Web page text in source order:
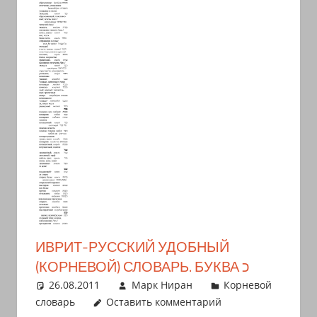
иврите
арамейском.
Поговорки
пословицы
транскрипцией
арабском,
иврите
Кулинарные
рецепты
новости
ИВРИТ-РУССКИЙ УДОБНЫЙ
(КОРНЕВОЙ) СЛОВАРЬ. БУКВА כ
26.08.2011 Марк Ниран
Корневой
словарь
Оставить комментарий